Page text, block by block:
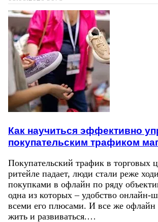
Как научиться эффективно
покупательским трафиком
Покупательский трафик в торговых
ритейле падает, люди стали реже
покупками в офлайн по ряду
одна из которых – удобство онлайн-
всеми его плюсами. И все же офлайн
жить и развиваться.…